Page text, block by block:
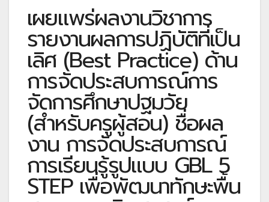
เผยแพร่ผลงานวิชาการ
รายงานผลการปฏิบัติที่เป็น
เลิศ (Best Practice) ด้าน
การจัดประสบการณ์การ
จัดการศึกษาปฐมวัย
(สำหรับครูผู้สอน) ชื่อผล
งาน การจัดประสบการณ์
การเรียนรู้รูปแบบ GBL 5
STEP เพื่อพัฒนาทักษะพื้น